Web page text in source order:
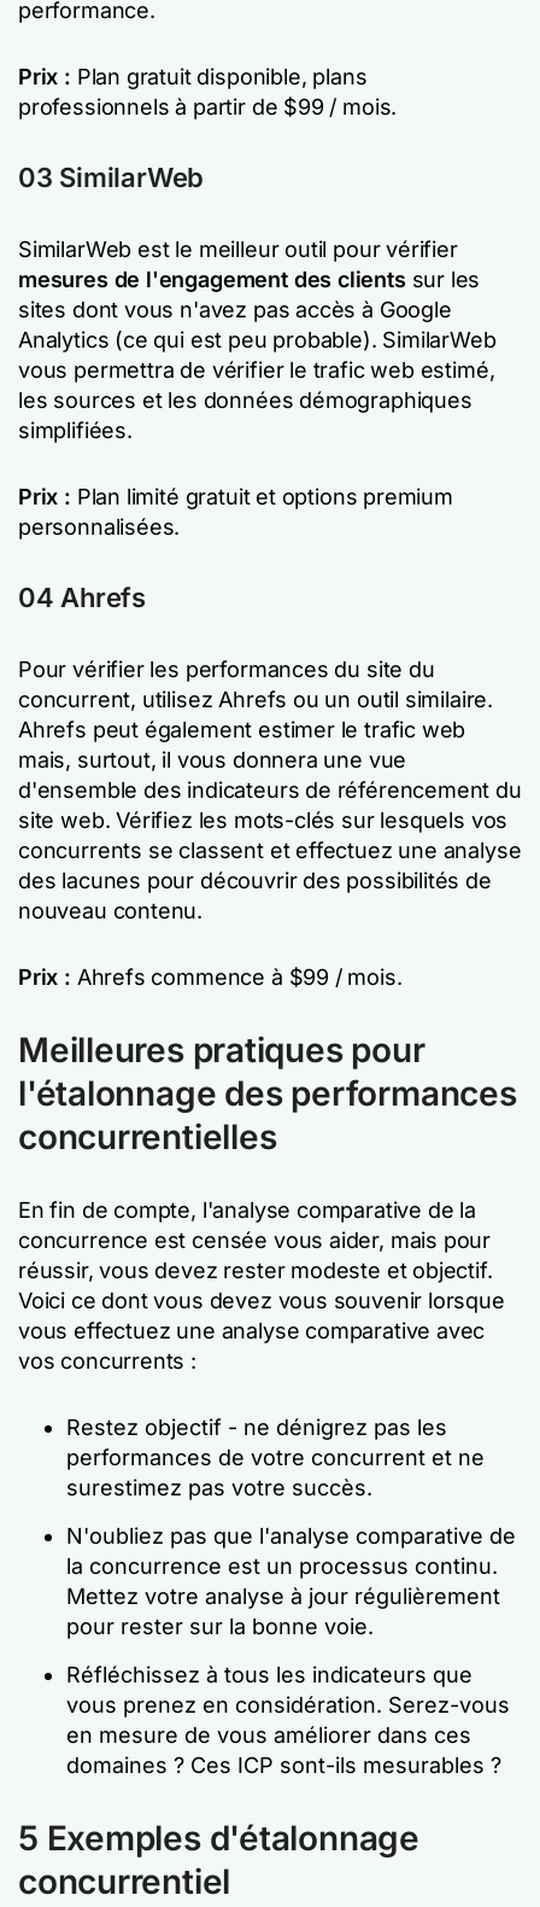
performance.
Prix : Plan gratuit disponible, plans
professionnels à partir de $99 / mois.
03 SimilarWeb
SimilarWeb est le meilleur outil pour vérifier
mesures de l'engagement des clients sur les
sites dont vous n'avez pas accès à Google
Analytics (ce qui est peu probable). SimilarWeb
vous permettra de vérifier le trafic web estimé,
les sources et les données démographiques
simplifiées.
Prix : Plan limité gratuit et options premium
personnalisées.
04 Ahrefs
Pour vérifier les performances du site du
concurrent, utilisez Ahrefs ou un outil similaire.
Ahrefs peut également estimer le trafic web
mais, surtout, il vous donnera une vue
d'ensemble des indicateurs de référencement du
site web. Vérifiez les mots-clés sur lesquels vos
concurrents se classent et effectuez une analyse
des lacunes pour découvrir des possibilités de
nouveau contenu.
Prix : Ahrefs commence à $99 / mois.
Meilleures pratiques pour
l'étalonnage des performances
concurrentielles
En fin de compte, l'analyse comparative de la
concurrence est censée vous aider, mais pour
réussir, vous devez rester modeste et objectif.
Voici ce dont vous devez vous souvenir lorsque
vous effectuez une analyse comparative avec
vos concurrents :
Restez objectif - ne dénigrez pas les
performances de votre concurrent et ne
surestimez pas votre succès.
N'oubliez pas que l'analyse comparative de
la concurrence est un processus continu.
Mettez votre analyse à jour régulièrement
pour rester sur la bonne voie.
Réfléchissez à tous les indicateurs que
vous prenez en considération. Serez-vous
en mesure de vous améliorer dans ces
domaines ? Ces ICP sont-ils mesurables ?
5 Exemples d'étalonnage
concurrentiel